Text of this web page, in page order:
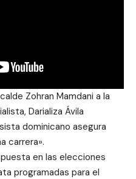
Zohran Mamdani a la
Darializa Ávila
dominicano asegura
carrera».
en las elecciones
programadas para el